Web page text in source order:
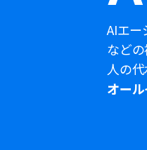
AIエー
など
人の
オー